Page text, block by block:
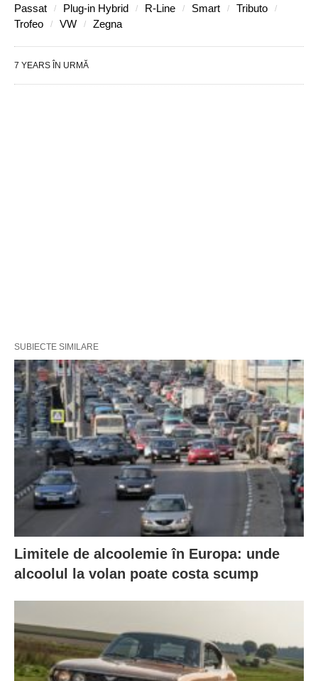
Passat
Plug-in Hybrid R-Line Smart
Tributo
Trofeo
VW Zegna
7 YEARS ÎN URMĂ
SUBIECTE SIMILARE
Limitele de alcoolemie în Europa: unde
alcoolul la volan poate costa scump